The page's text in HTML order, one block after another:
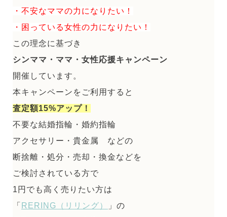
・不安なママの力になりたい！
・困っている女性の力になりたい！
この理念に基づき
シンママ・ママ・女性応援キャンペーン
開催しています。
本キャンペーンをご利用すると
査定額15%アップ！
不要な結婚指輪・婚約指輪
アクセサリー・貴金属 などの
断捨離・処分・売却・換金などを
ご検討されている方で
1円でも高く売りたい方は
「 RERING（リリング）
」の